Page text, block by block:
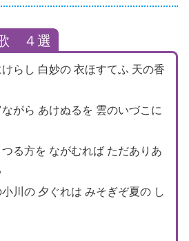
４選
らし 白妙の 衣ほすてふ 天の香
がら あけぬるを 雲のいづこに
る方を ながむれば ただありあ
川の 夕ぐれは みそぎぞ夏の し